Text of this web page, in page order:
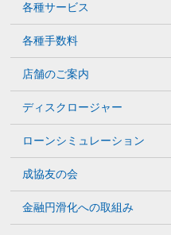
各種サービス
各種手数料
店舗のご案内
ディスクロージャー
ローンシミュレーション
成協友の会
金融円滑化への取組み